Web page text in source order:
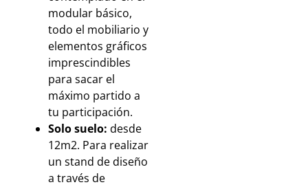
modular básico,
todo el mobiliario y
elementos gráficos
imprescindibles
para sacar el
máximo partido a
tu participación.
Solo suelo: desde
12m2. Para realizar
un stand de diseño
a través de